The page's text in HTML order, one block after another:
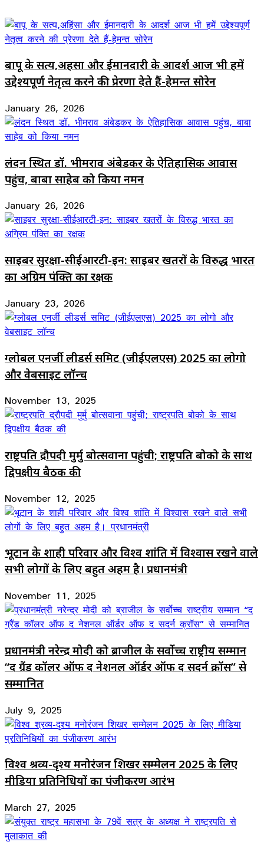
बापू के सत्य,अहिंसा और ईमानदारी के आदर्श आज भी हमें
उद्देश्यपूर्ण नेतृत्व करने की प्रेरणा देते हैं-हेमन्त सोरेन
January 26, 2026
लंदन स्थित डॉ. भीमराव अंबेडकर के ऐतिहासिक आवास
पहुंच, बाबा साहेब को किया नमन
January 26, 2026
साइबर सुरक्षा-सीईआरटी-इन: साइबर खतरों के विरुद्ध भारत
का अग्रिम पंक्ति का रक्षक
January 23, 2026
ग्लोबल एनर्जी लीडर्स समिट (जीईएलएस) 2025 का लोगो
और वेबसाइट लॉन्च
November 13, 2025
राष्ट्रपति द्रौपदी मुर्मु बोत्सवाना पहुंची; राष्ट्रपति बोको के साथ
द्विपक्षीय बैठक की
November 12, 2025
भूटान के शाही परिवार और विश्व शांति में विश्वास रखने वाले
सभी लोगों के लिए बहुत अहम है। प्रधानमंत्री
November 11, 2025
प्रधानमंत्री नरेन्द्र मोदी को ब्राजील के सर्वोच्च राष्ट्रीय सम्मान
“द ग्रैंड कॉलर ऑफ द नेशनल ऑर्डर ऑफ द सदर्न क्रॉस” से
सम्मानित
July 9, 2025
विश्व श्रव्य-दृश्य मनोरंजन शिखर सम्मेलन 2025 के लिए
मीडिया प्रतिनिधियों का पंजीकरण आरंभ
March 27, 2025